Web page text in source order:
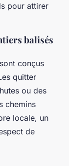
pour attirer
balisés
sont conçus
quitter
ou des
chemins
locale, un
de